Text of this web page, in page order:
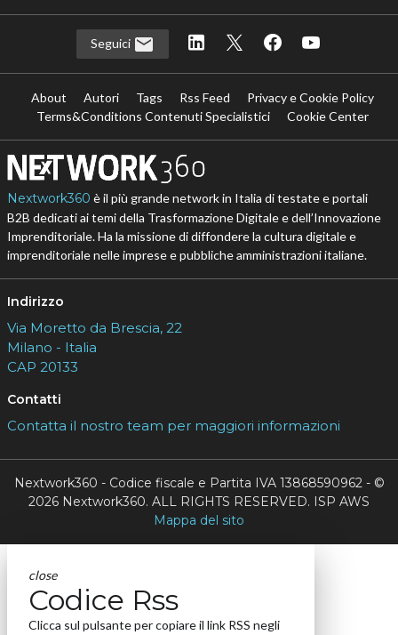
Seguici
About Autori Tags Rss Feed
Privacy e Cookie Policy
Terms&Conditions Contenuti Specialistici
Cookie Center
Nextwork360 è il più grande network in Italia di testate e portali
B2B dedicati ai temi della Trasformazione Digitale e dell’Innovazione
Imprenditoriale. Ha la missione di diffondere la cultura digitale e
imprenditoriale nelle imprese e pubbliche amministrazioni italiane.
Indirizzo
Via Moretto da Brescia, 22
Milano - Italia
CAP 20133
Contatti
Contatta il nostro team per maggiori informazioni
Nextwork360 - Codice fiscale e Partita IVA 13868590962 - ©
2026 Nextwork360. ALL RIGHTS RESERVED. ISP AWS
Mappa del sito
close
Codice Rss
Clicca sul pulsante per copiare il link RSS negli